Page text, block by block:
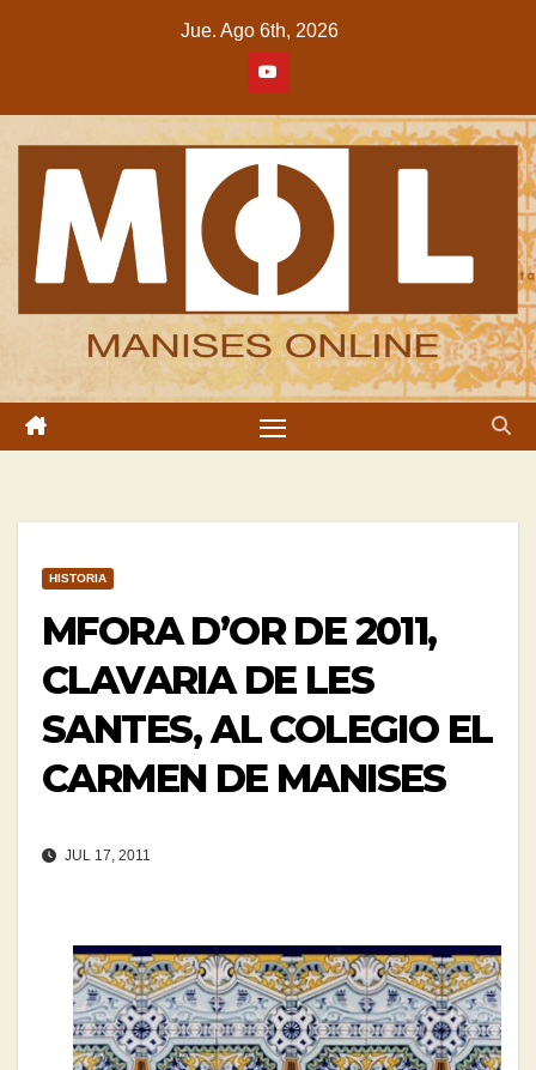
Jue. Ago 6th, 2026
HISTORIA
MFORA D’OR DE 2011,
CLAVARIA DE LES
SANTES, AL COLEGIO EL
CARMEN DE MANISES
JUL 17, 2011